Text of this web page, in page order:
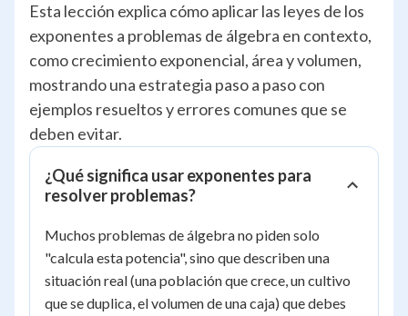
Esta lección explica cómo aplicar las leyes de los
exponentes a problemas de álgebra en contexto,
como crecimiento exponencial, área y volumen,
mostrando una estrategia paso a paso con
ejemplos resueltos y errores comunes que se
deben evitar.
¿Qué significa usar exponentes para
resolver problemas?
Muchos problemas de álgebra no piden solo
"calcula esta potencia", sino que describen una
situación real (una población que crece, un cultivo
que se duplica, el volumen de una caja) que debes